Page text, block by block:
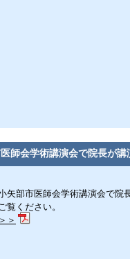
師会学術講演会で院長が講
矢部市医師会学術講演会で院
覧ください。
＞